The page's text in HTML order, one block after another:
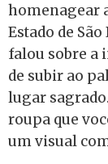
homenagear
Estado de
falou sobre a
de subir ao
lugar
roupa que
um visual